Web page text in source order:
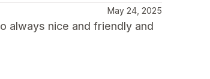
May 24, 2025
always nice and friendly and